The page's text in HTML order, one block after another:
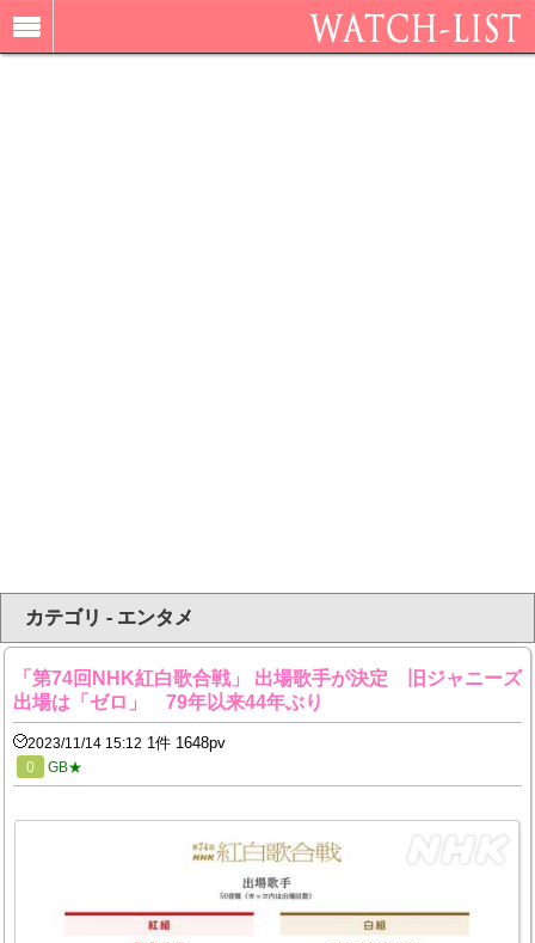
カテゴリ - エンタメ
「第74回NHK紅白歌合戦」 出場歌手が決定 旧ジャニーズ
出場は「ゼロ」 79年以来44年ぶり
2023/11/14 15:12 1件 1648pv
0 GB★